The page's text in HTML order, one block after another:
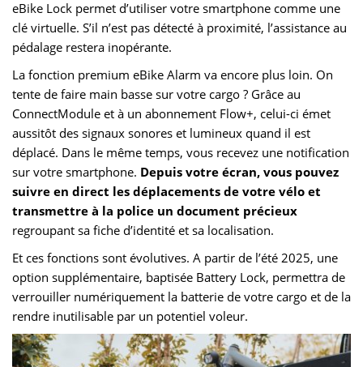
eBike Lock permet d’utiliser votre smartphone comme une
clé virtuelle. S’il n’est pas détecté à proximité, l’assistance au
pédalage restera inopérante.
La fonction premium eBike Alarm va encore plus loin. On
tente de faire main basse sur votre cargo ? Grâce au
ConnectModule et à un abonnement Flow+, celui-ci émet
aussitôt des signaux sonores et lumineux quand il est
déplacé. Dans le même temps, vous recevez une notification
sur votre smartphone. Depuis votre écran, vous pouvez
suivre en direct les déplacements de votre vélo et
transmettre à la police un document précieux
regroupant sa fiche d’identité et sa localisation.
Et ces fonctions sont évolutives. A partir de l’été 2025, une
option supplémentaire, baptisée Battery Lock, permettra de
verrouiller numériquement la batterie de votre cargo et de la
rendre inutilisable par un potentiel voleur.